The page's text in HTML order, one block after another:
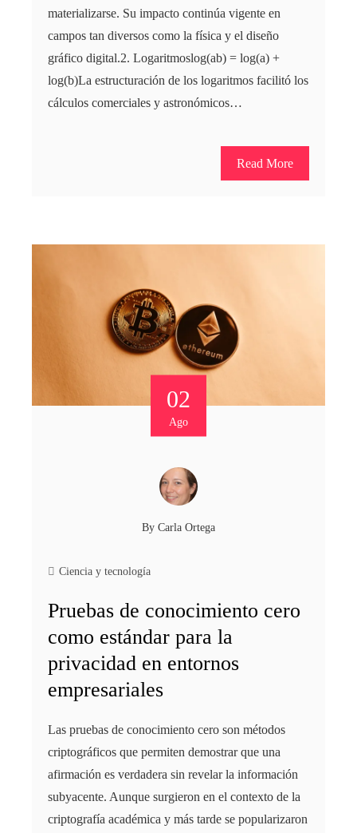
materializarse. Su impacto continúa vigente en
campos tan diversos como la física y el diseño
gráfico digital.2. Logaritmoslog(ab) = log(a) +
log(b)La estructuración de los logaritmos facilitó los
cálculos comerciales y astronómicos…
Read More
02
Ago
By Carla Ortega
Ciencia y tecnología
Pruebas de conocimiento cero
como estándar para la
privacidad en entornos
empresariales
Las pruebas de conocimiento cero son métodos
criptográficos que permiten demostrar que una
afirmación es verdadera sin revelar la información
subyacente. Aunque surgieron en el contexto de la
criptografía académica y más tarde se popularizaron